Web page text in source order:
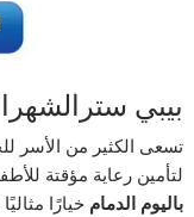
بيبي
تسعى الكثير من
لتأمين رعاية مؤقتة
باليوم الدمام خيارًا